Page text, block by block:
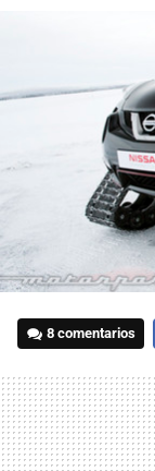
8 comentarios